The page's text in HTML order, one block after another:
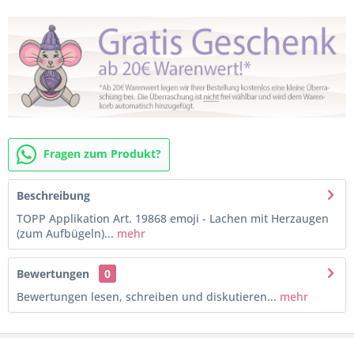
Fragen zum Produkt?
Beschreibung
TOPP Applikation Art. 19868 emoji - Lachen mit Herzaugen
(zum Aufbügeln)... mehr
Bewertungen
0
Bewertungen lesen, schreiben und diskutieren... mehr